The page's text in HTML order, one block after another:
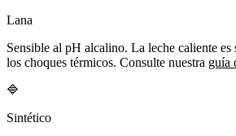
Lana
Sensible al pH alcalino. La leche caliente
los choques térmicos. Consulte nuestra guía
🔷
Sintético